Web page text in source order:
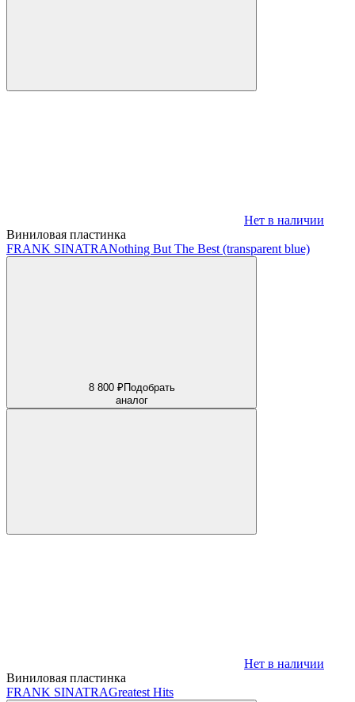
Нет в наличии
Виниловая пластинка
FRANK SINATRANothing But The Best (transparent blue)
8 800 ₽Подобрать
аналог
Нет в наличии
Виниловая пластинка
FRANK SINATRAGreatest Hits